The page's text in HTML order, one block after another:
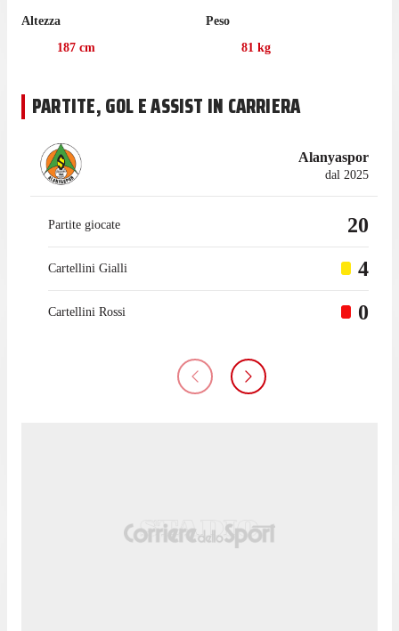
Victor è passato a giocare con l'Alanyaspor nel luglio 2025,
Altezza
187 cm
Peso
81 kg
PARTITE, GOL E ASSIST IN CARRIERA
Alanyaspor
dal 2025
Partite giocate 20
Cartellini Gialli 4
Cartellini Rossi 0